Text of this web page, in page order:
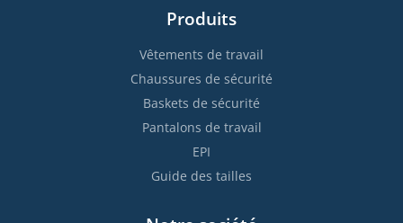
Produits
Vêtements de travail
Chaussures de sécurité
Baskets de sécurité
Pantalons de travail
EPI
Guide des tailles